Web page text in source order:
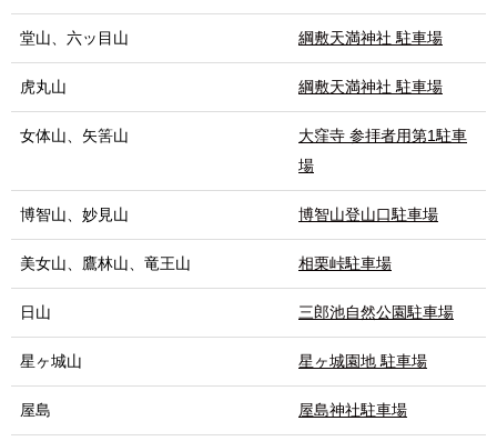
堂山、六ッ目山 綱敷天満神社 駐車場
虎丸山 綱敷天満神社 駐車場
女体山、矢筈山
大窪寺 参拝者用第1駐車
場
博智山、妙見山 博智山登山口駐車場
美女山、鷹林山、竜王山 相栗峠駐車場
日山 三郎池自然公園駐車場
星ヶ城山 星ヶ城園地 駐車場
屋島 屋島神社駐車場